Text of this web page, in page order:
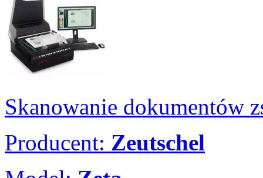
Skanowanie dokumentów
Producent: Zeutschel